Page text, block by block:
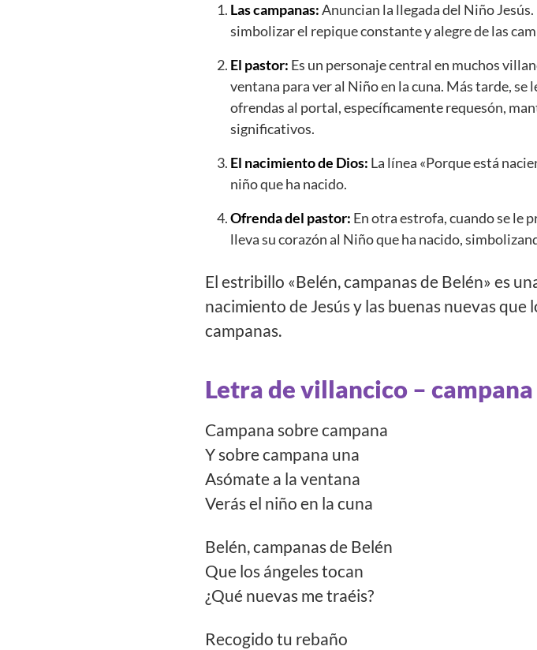
Las campanas:Anuncian la llegada del Niño
simbolizar el repique constante y alegre de las
El pastor: Es un personaje central en muchos
ventana para ver al Niño en la cuna. Más tarde, se
ofrendas al portal, específicamente requesón,
significativos.
El nacimiento de Dios: La línea «Porque está
niño que ha nacido.
Ofrenda del pastor: En otra estrofa, cuando se le
lleva su corazón al Niño que ha nacido,
El estribillo «Belén, campanas de Belén» es
nacimiento de Jesús y las buenas nuevas que
campanas.
Letra de villancico –
Campana sobre campana
Y sobre campana una
Asómate a la ventana
Verás el niño en la cuna
Belén, campanas de Belén
Que los ángeles tocan
¿Qué nuevas me traéis?
Recogido tu rebaño